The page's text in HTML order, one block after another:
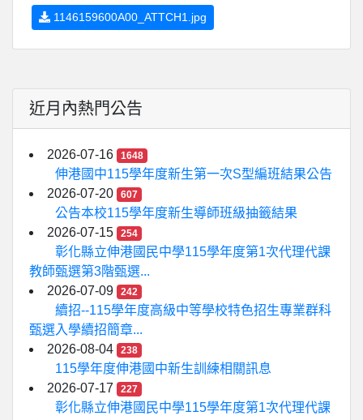
1146159600A00_ATTCH1.jpg
近月內熱門公告
2026-07-16 1648
伸港國中115學年度新生第一次S型編班結果公告
2026-07-20
607
公告本校115學年度新生導師班級抽籤結果
2026-07-15
254
彰化縣立伸港國民中學115學年度第1次代理代課
教師甄選第3階甄選...
2026-07-09
242
續招--115學年度高級中等學校特色招生專業群科
甄選入學續招簡章...
2026-08-04
238
115學年度伸港國中新生訓練相關訊息
2026-07-17
227
彰化縣立伸港國民中學115學年度第1次代理代課